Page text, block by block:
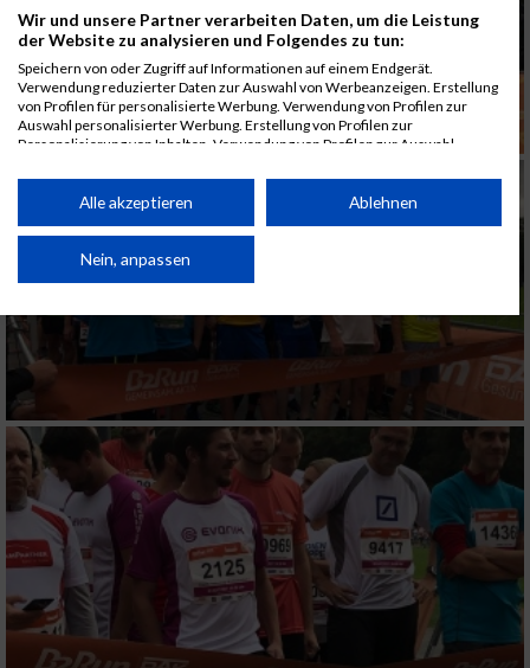
Wir und unsere Partner verarbeiten Daten, um die Leistung
der Website zu analysieren und Folgendes zu tun:
Speichern von oder Zugriff auf Informationen auf einem Endgerät.
Verwendung reduzierter Daten zur Auswahl von Werbeanzeigen. Erstellung
von Profilen für personalisierte Werbung. Verwendung von Profilen zur
Auswahl personalisierter Werbung. Erstellung von Profilen zur
Personalisierung von Inhalten. Verwendung von Profilen zur Auswahl
Performance von Inhalten. Analyse von Zielgruppen durch Statistiken oder
Kombinationen von Daten aus verschiedenen Quellen. Entwicklung und
von Inhalten.
Daten können außerhalb der Europäischen Union weitergegeben und in die
Website/App.
Partnerliste anzeigen (1 IAB-Anbieter)
Wir nutzen Ihre Daten für folgende Zwecke:
IAB-Verarbeitungszwecke:
Speichern von oder Zugriff auf Informationen
auf einem Endgerät
Verwendung reduzierter Daten zur Auswahl
von Werbeanzeigen
Erstellung von Profilen für personalisierte
Werbung
Alle akzeptieren Ablehnen
Nein, anpassen